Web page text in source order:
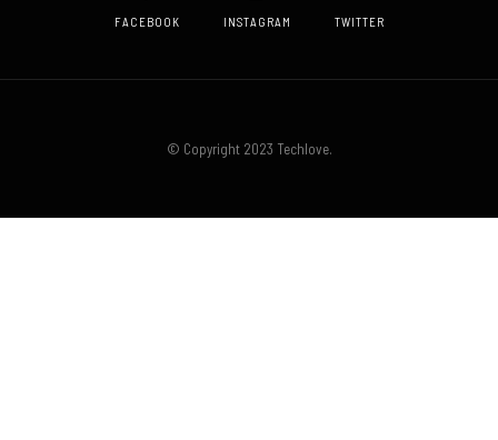
FACEBOOK INSTAGRAM TWITTER
© Copyright 2023 Techlove.